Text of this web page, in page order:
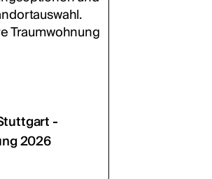
-
2026